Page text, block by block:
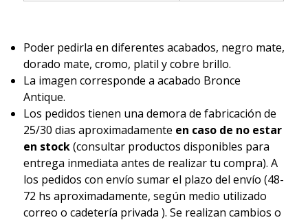
Poder pedirla en diferentes acabados, negro mate,
dorado mate, cromo, platil y cobre brillo.
La imagen corresponde a acabado Bronce
Antique.
Los pedidos tienen una demora de fabricación de
25/30 dias aproximadamente en caso de no estar
en stock(consultar productos disponibles para
entrega inmediata antes de realizar tu compra). A
los pedidos con envío sumar el plazo del envío (48-
72 hs aproximadamente, según medio utilizado
correo o cadetería privada ). Se realizan cambios o